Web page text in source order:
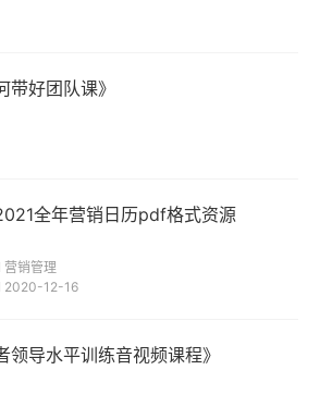
带好团队课》
全年营销日历pdf格式资源
营销管理
2020-12-16
领导水平训练音视频课程》